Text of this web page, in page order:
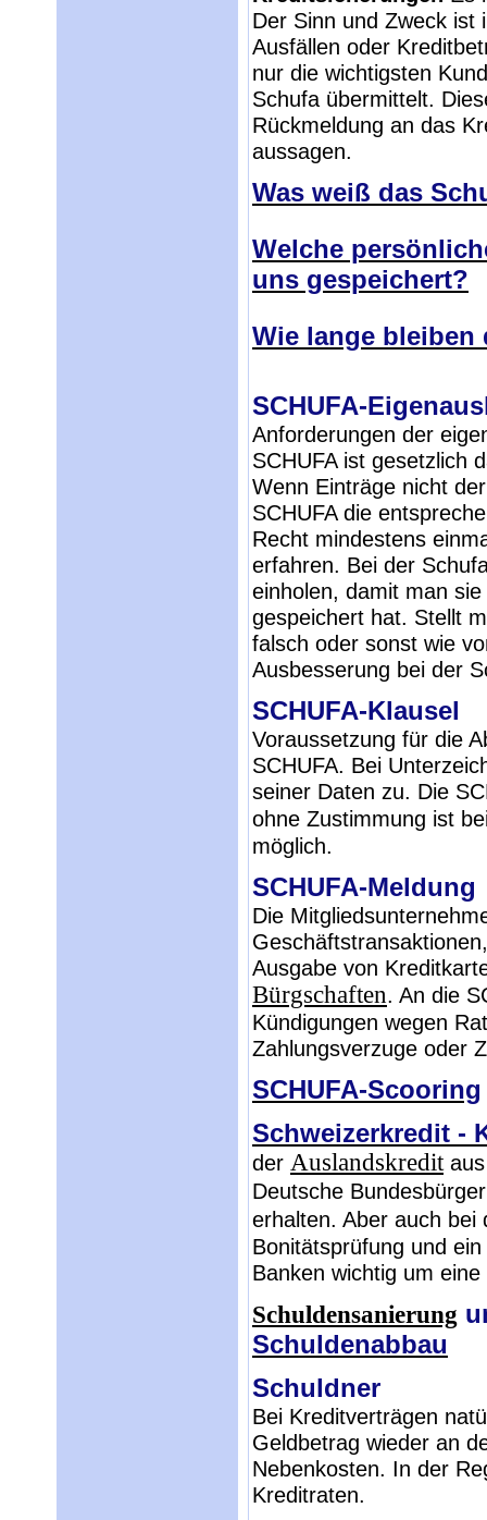
Der Sinn und Zweck ist
Ausfällen oder
nur die wichtigsten
Schufa übermittelt.
Rückmeldung an das
aussagen.
Was weiß das
Welche
uns gespeichert?
Wie lange bleiben
SCHUFA-
Anforderungen der
SCHUFA ist gesetzlich
Wenn Einträge nicht
SCHUFA die
Recht mindestens
erfahren. Bei der
einholen, damit man
gespeichert hat. Stellt
falsch oder sonst wie
Ausbesserung bei der
SCHUFA-Klausel
Voraussetzung für die
SCHUFA. Bei
seiner Daten zu. Die
ohne Zustimmung ist
möglich.
SCHUFA-Meldung
Die
Ausgabe von
Bürgschaften. An die
Kündigungen wegen
Zahlungsverzuge oder
SCHUFA-Scooring
Schweizerkredit -
der Auslandskredit
Deutsche
erhalten. Aber auch bei
Bonitätsprüfung und
Banken wichtig um
Schuldensanierung
Schuldenabbau
Schuldner
Bei Kreditverträgen
Geldbetrag wieder an
Nebenkosten. In der
Kreditraten.